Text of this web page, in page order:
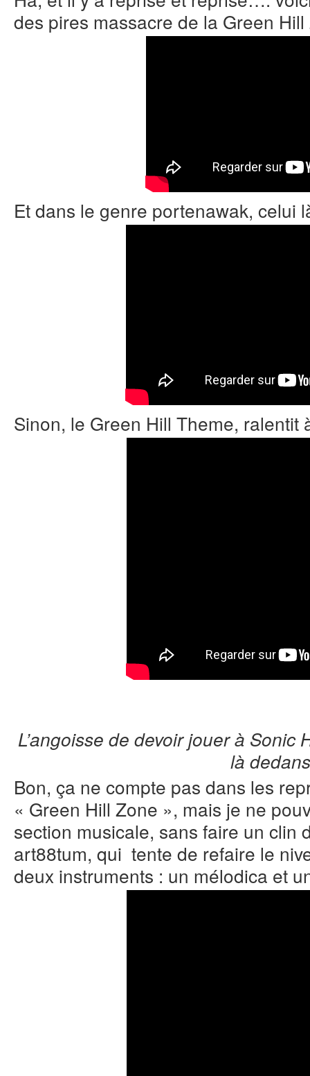
des pires massacre de la Green
Et dans le genre portenawak, celui
Sinon, le Green Hill Theme,
L’angoisse de devoir jouer à Sonic
là
Bon, ça ne compte pas dans les
« Green Hill Zone », mais je ne
section musicale, sans faire un clin
art88tum, qui tente de refaire le
deux instruments : un mélodica et